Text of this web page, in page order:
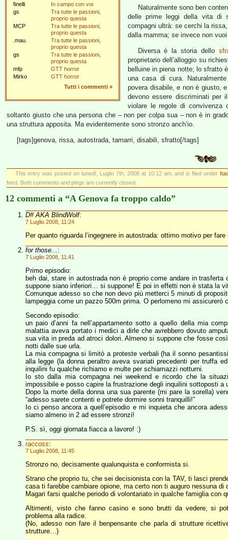
finelli
In campo con voi
gs
Tra tutte le passioni,
proprio questa
MCP
Tra tutte le passioni,
proprio questa
.mau.
Tra tutte le passioni,
proprio questa
gs
Tra tutte le passioni,
proprio questa
mfp
GTT horror
Mirko
GTT horror
Tutti i commenti »
Naturalmente sono ben
delle prime leggi della vita di
compagni ultrà: se cerchi la
dalla mamma; se invece non
Diversa è la storia dello
proprietario dell’alloggio su
belluine in piena notte; lo sfratto
una casa di cura.
povera disabile, e non è giusto,
devono essere discriminati per
violare le regole di
soltanto giusto che una persona che – non per colpa sua – non è in
una struttura apposita. Ma evidentemente sono stronzo anch’io.
[tags]genova, rissa, autostrada, tamarri, disabili, sfratto[/tags]
This entry was posted on lunedì, Luglio 7th, 2008 at 10:12 am, and is filed under
feed. Both comments and pings are currently closed.
12 commenti a “A Genova fa troppo caldo”
D# AKA BlindWolf:
7 Luglio 2008, 11:24
Per quanto riguarda l’ingegnere in autostrada: ottimo motivo per
for those... :
7 Luglio 2008, 11:41
Primo episodio:
beh dai, stare in autostrada non è proprio come andare in
suppone siano inferiori… si suppone! E poi in effetti non è stata la
Comunque adesso so che non devo più metterci 5 minuti di
lampeggia come un pazzo 500m prima. O perlomeno mi
Secondo episodio:
un paio d’anni fa nell’appartamento sotto a quello della mia
malattia aveva portato i medici a dirle che avrebbero dovuto
sua vita in preda ad atroci dolori. Almeno si suppone che fosse
notti dalle sue urla.
La mia compagna si limitò a proteste verbali (ha il sonno
alla legge (la donna peraltro aveva svariati precedenti per truffa
inquilini fu qualche richiamo e multe per schiamazzi notturni.
Io sto dalla mia compagna nei weekend e ricordo che la
impossibile e posso capire la frustrazione degli inquilini sottoposti
Dopo la morte della donna una sua parente (mi pare la sorella)
“adesso sarete contenti e potrete dormire sonni tranquilli!”
Io ci penso ancora a quell’episodio e mi inquieta che ancora
siamo almeno in 2 ad essere stronzi!
P.S. sì, oggi giornata fiacca a lavoro! :)
raccoss:
7 Luglio 2008, 11:45
Stronzo no, decisamente qualunquista e conformista si.
Strano che proprio tu, che sei decisionista con la TAV, ti lasci
casa ti farebbe cambiare opione, ma certo non ti auguro nessuna di
Magari farsi qualche periodo di volontariato in qualche famiglia con
Altimenti, visto che fanno casino e sono brutti da vedere, si
problema alla radice.
(No, adesso non fare il benpensante che parla di strutture
strutture…)